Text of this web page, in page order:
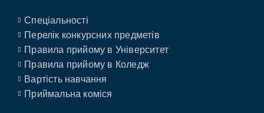
Спеціальності
Перелік конкурсних предметів
Правила прийому в Університет
Правила прийому в Коледж
Вартість навчання
Приймальна коміся